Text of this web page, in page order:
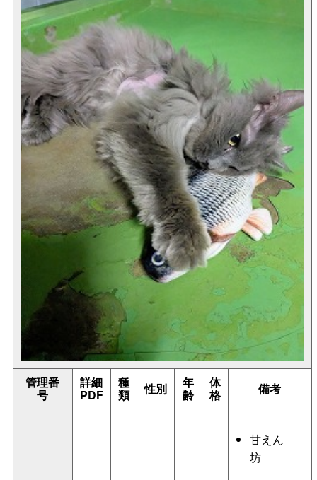
管理番
号
詳細
PDF
種
類 性別 年
齢
体
格 備考
甘えん
坊